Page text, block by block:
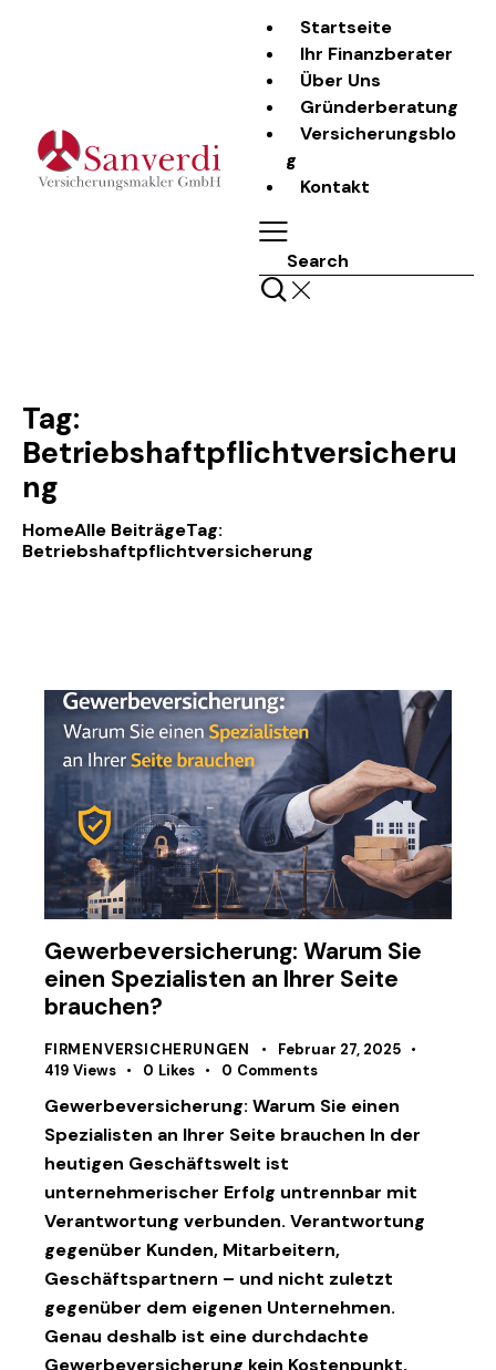
Startseite
Ihr Finanzberater
Über Uns
Gründerberatung
Versicherungsblo
g
Kontakt
Search
Tag:
Betriebshaftpflichtversicheru
ng
HomeAlle BeiträgeTag:
Betriebshaftpflichtversicherung
Gewerbeversicherung: Warum Sie
einen Spezialisten an Ihrer Seite
brauchen?
FIRMENVERSICHERUNGEN
Februar 27, 2025
419 Views 0 Likes 0 Comments
Gewerbeversicherung: Warum Sie einen
Spezialisten an Ihrer Seite brauchen In der
heutigen Geschäftswelt ist
unternehmerischer Erfolg untrennbar mit
Verantwortung verbunden. Verantwortung
gegenüber Kunden, Mitarbeitern,
Geschäftspartnern – und nicht zuletzt
gegenüber dem eigenen Unternehmen.
Genau deshalb ist eine durchdachte
Gewerbeversicherung kein Kostenpunkt,